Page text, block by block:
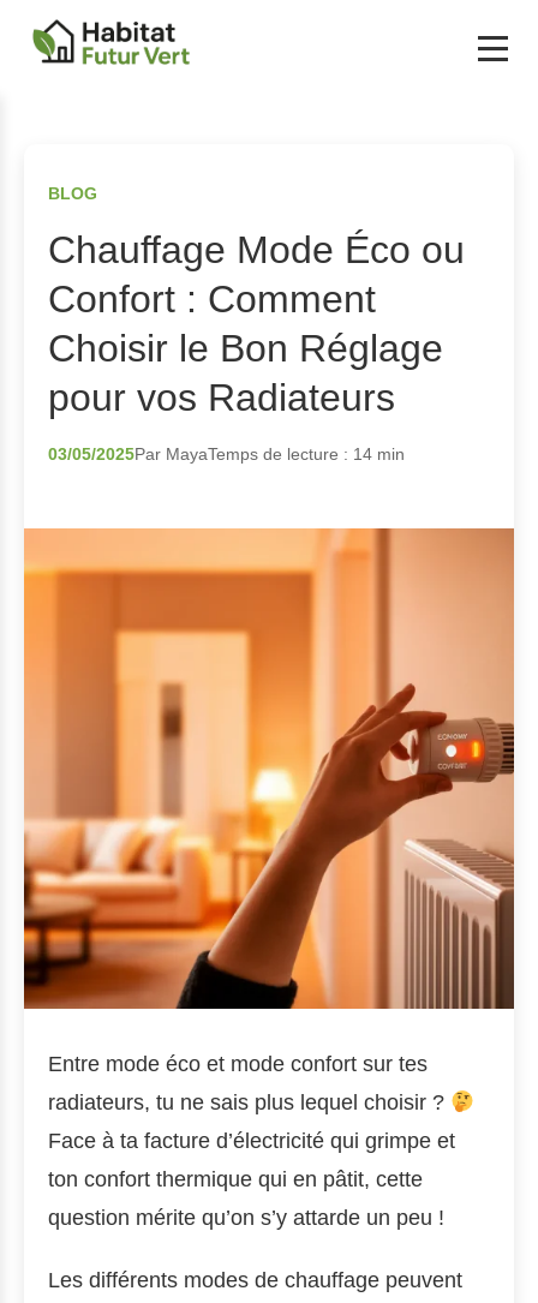
BLOG
Chauffage Mode Éco ou
Confort : Comment
Choisir le Bon Réglage
pour vos Radiateurs
03/05/2025Par MayaTemps de lecture : 14 min
Entre mode éco et mode confort sur tes
radiateurs, tu ne sais plus lequel choisir ?
Face à ta facture d’électricité qui grimpe et
ton confort thermique qui en pâtit, cette
question mérite qu’on s’y attarde un peu !
Les différents modes de chauffage peuvent